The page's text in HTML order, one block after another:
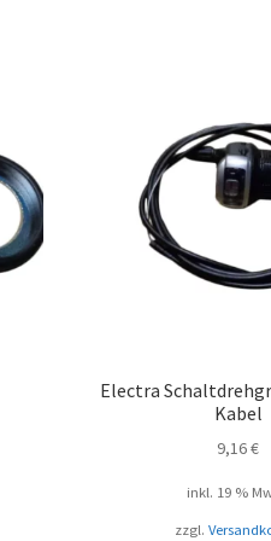
Electra
Kabel
9,16€
inkl. 19 %
zzgl.